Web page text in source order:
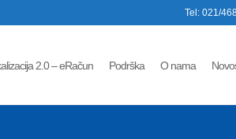
Tel: 021/
2.0 – eRačun Podrška O nama